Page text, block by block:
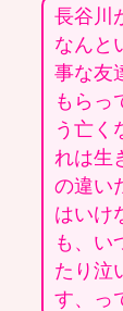
長谷川
なんと
事な友
もらっ
う亡く
れは生
の違い
はいけ
も、い
たり泣
す、っ